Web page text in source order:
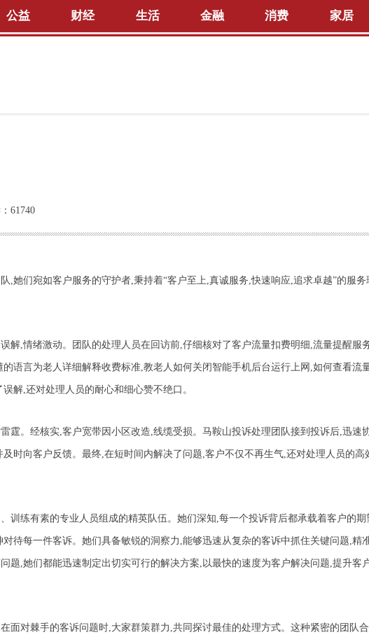
公益 财经 生活 金融 消费 家居
61740
,她们宛如客户服务的守护者,秉持着“客户至上,真诚服务,快速响应,追求卓越”的服务
解,情绪激动。团队的处理人员在回访前,仔细核对了客户流量扣费明细,流量提醒服
语言为老人详细解释收费标准,教老人如何关闭智能手机后台运行上网,如何查看流
解,还对处理人员的耐心和细心赞不绝口。
霆。经核实,客户宽带因小区改造,线缆受损。马鞍山投诉处理团队接到投诉后,迅速
时向客户反馈。最终,在短时间内解决了问题,客户不仅不再生气,还对处理人员的高
训练有素的专业人员组成的精英队伍。她们深知,每一个投诉背后都承载着客户的期
待每一件客诉。她们具备敏锐的洞察力,能够迅速从复杂的客诉中抓住关键问题,精
题,她们都能迅速制定出切实可行的解决方案,以最快的速度为客户解决问题,提升客
面对棘手的客诉问题时,大家群策群力,共同探讨最佳的处理方式。这种紧密的团队合